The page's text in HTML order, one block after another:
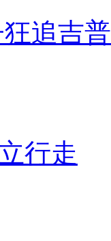
追吉
行走